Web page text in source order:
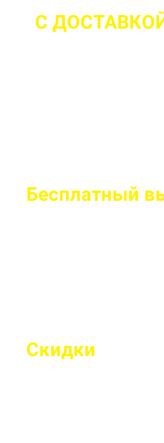
С
Бесплатный
Скидки